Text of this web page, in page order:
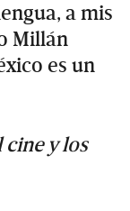
a mis
Millán
es un
y los